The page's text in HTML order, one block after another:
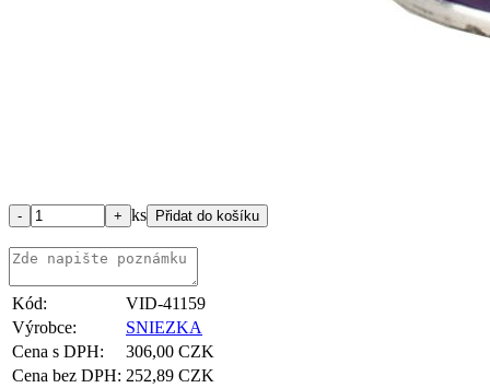
ks
Kód:
VID-41159
Výrobce:
SNIEZKA
Cena s DPH:
306,00 CZK
Cena bez DPH: 252,89 CZK